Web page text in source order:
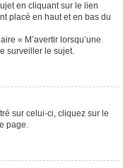
en cliquant sur le lien
placé en haut et en bas du
« M’avertir lorsqu’une
surveiller le sujet.
sur celui-ci, cliquez sur le
page.